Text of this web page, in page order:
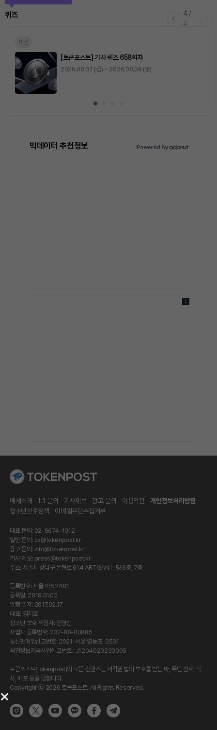
4 /
4
퀴즈
마감
[토큰포스트] 기사 퀴즈 658회차
2026.08.07 (금) ~ 2026.08.08 (토)
빅데이터 추천정보
매체소개 1:1 문의 기사제보 광고 문의 이용약관
개인정보처리방침
청소년보호정책
이메일무단수집거부
대표 문의: 02-6674-1012
일반 문의: cs@tokenpost.kr
광고 문의: info@tokenpost.kr
기사 제보: press@tokenpost.kr
주소: 서울시 강남구 논현로 614 ARTISAN 빌딩 6층, 7층
등록번호: 서울 아 52481
등록일: 2018.01.02
발행 일자: 2017.02.17
대표: 김지호
청소년 보호 책임자: 전영빈
사업자 등록번호: 232-88-00885
통신판매업신고번호: 2021-서울 영등포-2531
직업정보제공사업신고번호 : J1204020230009
토큰포스트(tokenpost)의 모든 컨텐츠는 저작권 법의 보호를 받는 바, 무단 전재, 복
사, 배포 등을 금합니다.
Copyright ⓒ 2026 토큰포스트. All Rights Reserved.